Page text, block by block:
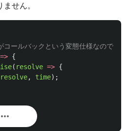
せん。
ールバックという変態仕様なので仕
=> {
( resolve => {
resolve, time);
more_horiz